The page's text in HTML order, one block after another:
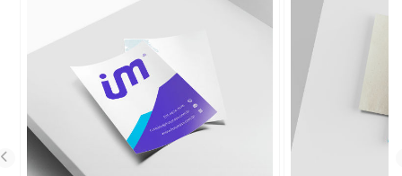
fechadas em modo de zigue-zague.
Folder com a dobra em modelo Carteira: também
possui duas dobras paralelas e são fechadas de
modo que a dobra da direita é colocada para
dentro e, logo em seguida, a parte esquerda
dobrada por cima.